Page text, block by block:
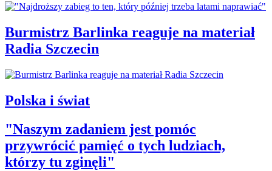
Burmistrz Barlinka reaguje na materiał
Radia Szczecin
Polska i świat
"Naszym zadaniem jest pomóc
przywrócić pamięć o tych ludziach,
którzy tu zginęli"